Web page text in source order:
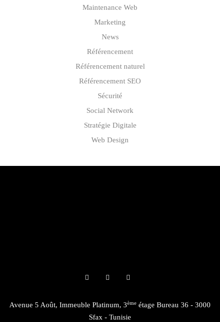
Maintenance Web
Marketing
News
Référencement
Référencement naturel
Référencement SEO
Sécurité
Social Network
Stratégie Digitale
Web Design
Avenue 5 Août, Immeuble Platinum, 3ème étage Bureau 36 - 3000
Sfax - Tunisie